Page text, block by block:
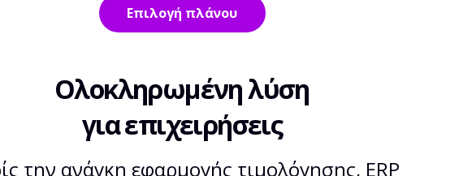
Επιλογή πλάνου
Ολοκληρωμένη λύση
για επιχειρήσεις
την ανάγκη εφαρμογής τιμολόγησης, ERP